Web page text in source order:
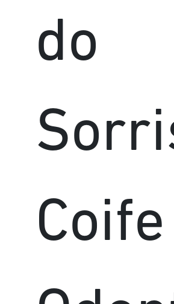
do
Coife